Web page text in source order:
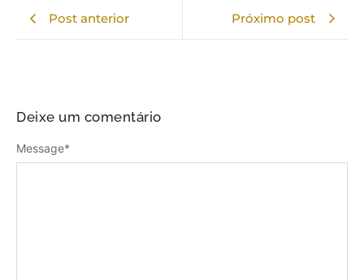
Post anterior Próximo post
Deixe um comentário
Message*